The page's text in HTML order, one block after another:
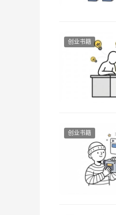
创业书籍
创业书籍